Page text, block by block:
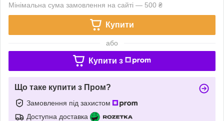
Мінімальна сума замовлення на сайті — 500 ₴
Купити
або
Купити з
Що таке купити з Пром?
Замовлення під захистом
Доступна доставка